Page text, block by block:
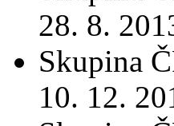
28. 8.
Skupina
10. 12.